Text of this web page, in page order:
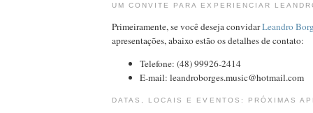
UM CONVITE PARA EXPERIENCIAR
Primeiramente, se você deseja convidarLeandro
apresentações, abaixo estão os detalhes de contato:
Telefone: (48) 99926-2414
E-mail: leandroborges.music@hotmail.com
DATAS, LOCAIS E EVENTOS: PRÓXIMAS